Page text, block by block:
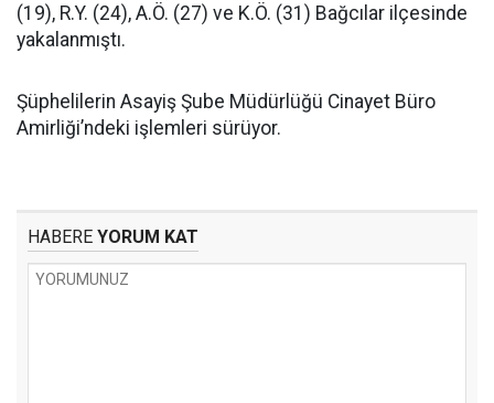
(19), R.Y. (24), A.Ö. (27) ve K.Ö. (31) Bağcılar ilçesinde
yakalanmıştı.
Şüphelilerin Asayiş Şube Müdürlüğü Cinayet Büro
Amirliği’ndeki işlemleri sürüyor.
HABERE YORUM KAT